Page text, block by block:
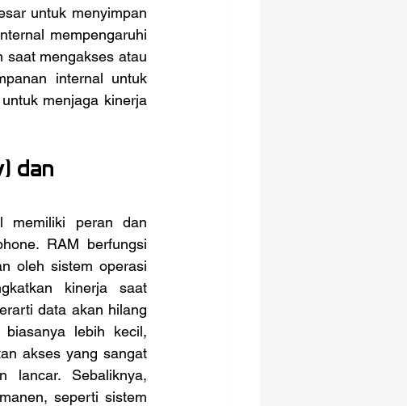
untuk menyimpan
mempengaruhi
saat mengakses atau
internal untuk
menjaga kinerja
dan
RAM berfungsi
oleh sistem operasi
kinerja saat
data akan hilang
lebih kecil,
akses yang sangat
lancar. Sebaliknya,
seperti sistem